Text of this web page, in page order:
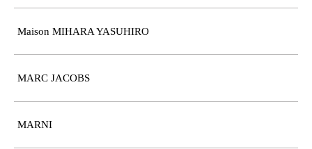
Maison MIHARA YASUHIRO
MARC JACOBS
MARNI